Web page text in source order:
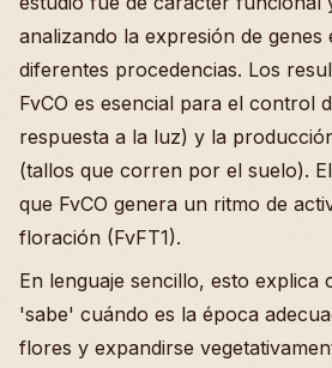
analizando la expresión de genes
diferentes procedencias. Los
FvCO es esencial para el control
respuesta a la luz) y la
(tallos que corren por el suelo).
que FvCO genera un ritmo de
floración (FvFT1).
En lenguaje sencillo, esto explica
'sabe' cuándo es la época
flores y expandirse